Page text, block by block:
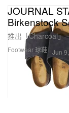
Footwear 球鞋
JOURNAL
Birkenstock
推出「Charcoal」
Jun